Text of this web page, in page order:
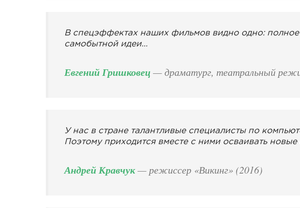
В спецэффектах наших фильмов видно одно: полное
самобытной идеи…
Евгений Гришковец— драматург, театральный
У нас в стране талантливые специалисты по
Поэтому приходится вместе с ними осваивать
Андрей Кравчук— режиссер «Викинг» (2016)